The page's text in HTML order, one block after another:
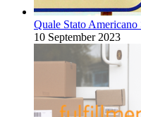
Quale Stato
10 September 2023